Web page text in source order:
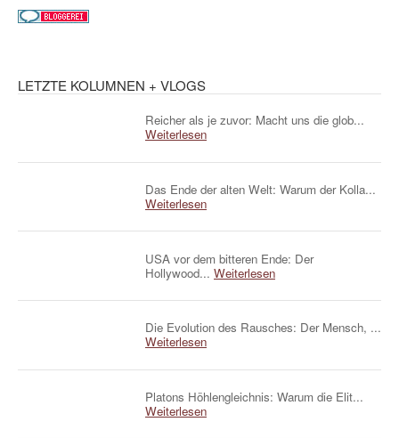
LETZTE KOLUMNEN + VLOGS
Reicher als je zuvor: Macht uns die glob...
Weiterlesen
Das Ende der alten Welt: Warum der Kolla...
Weiterlesen
USA vor dem bitteren Ende: Der
Hollywood... Weiterlesen
Die Evolution des Rausches: Der Mensch, ...
Weiterlesen
Platons Höhlengleichnis: Warum die Elit...
Weiterlesen